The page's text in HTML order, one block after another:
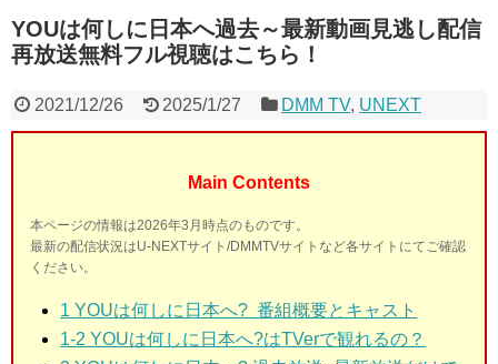
YOUは何しに日本へ過去～最新動画見逃し配信
再放送無料フル視聴はこちら！
2021/12/26 2025/1/27 DMM TV, UNEXT
Main Contents
本ページの情報は2026年3月時点のものです。
最新の配信状況はU-NEXTサイト/DMMTVサイトなど各サイトにてご確認
ください。
1 YOUは何しに日本へ? 番組概要とキャスト
1-2 YOUは何しに日本へ?はTVerで観れるの？